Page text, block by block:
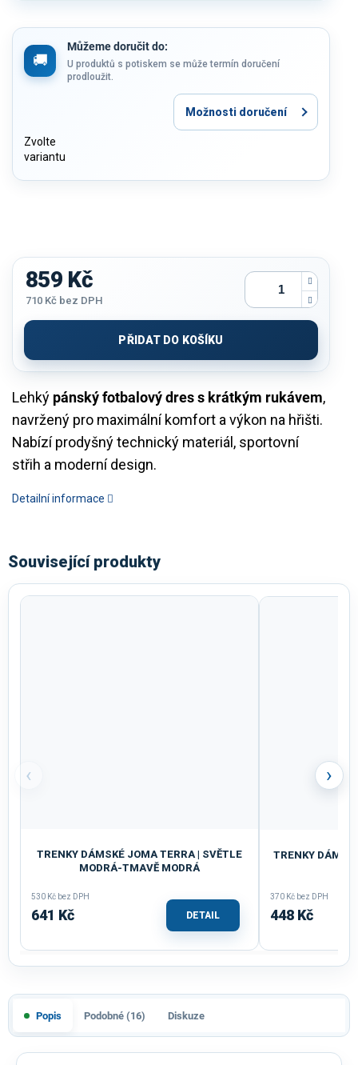
Můžeme doručit do:
Zvolte
variantu
U produktů s potiskem se může termín doručení
prodloužit.
Možnosti doručení
Lehký pánský fotbalový dres s krátkým rukávem,
navržený pro maximální komfort a výkon na hřišti.
Nabízí prodyšný technický materiál, sportovní
střih a moderní design.
Detailní informace
859 Kč
710 Kč bez DPH
cena:
PŘIDAT DO KOŠÍKU
Související produkty
‹
TRENKY DÁMSKÉ JOMA TERRA | SVĚTLE
MODRÁ-TMAVĚ MODRÁ
530 Kč bez DPH
641 Kč DETAIL
TRENKY
370 Kč bez DPH
448 Kč
›
Popis Podobné (16) Diskuze